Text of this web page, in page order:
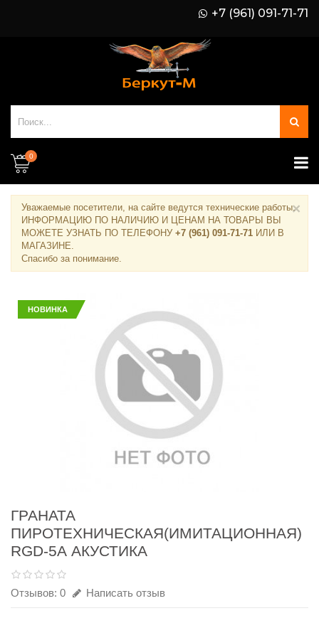
+7 (961) 091-71-71
0
Уважаемые посетители, на сайте ведутся технические работы.
ИНФОРМАЦИЮ ПО НАЛИЧИЮ И ЦЕНАМ НА ТОВАРЫ ВЫ
МОЖЕТЕ УЗНАТЬ ПО ТЕЛЕФОНУ +7 (961) 091-71-71 ИЛИ В
МАГАЗИНЕ.
Спасибо за понимание.
×
НОВИНКА
ГРАНАТА
ПИРОТЕХНИЧЕСКАЯ(ИМИТАЦИОННАЯ)
RGD-5А АКУСТИКА
Отзывов: 0 Написать отзыв